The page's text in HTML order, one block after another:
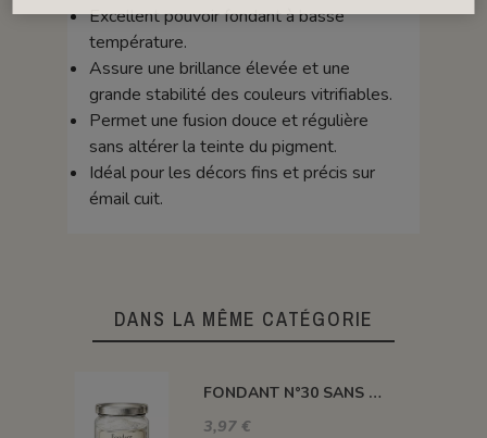
Excellent pouvoir fondant à basse
température.
Assure une brillance élevée et une
grande stabilité des couleurs vitrifiables.
Permet une fusion douce et régulière
sans altérer la teinte du pigment.
Idéal pour les décors fins et précis sur
émail cuit.
DANS LA MÊME CATÉGORIE
FONDANT N°30 SANS PLOMB F30
3,97 €